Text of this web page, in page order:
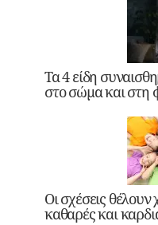
Τα 4 είδη
στο σώμα και στη
Οι σχέσεις θέλουν
καθαρές και